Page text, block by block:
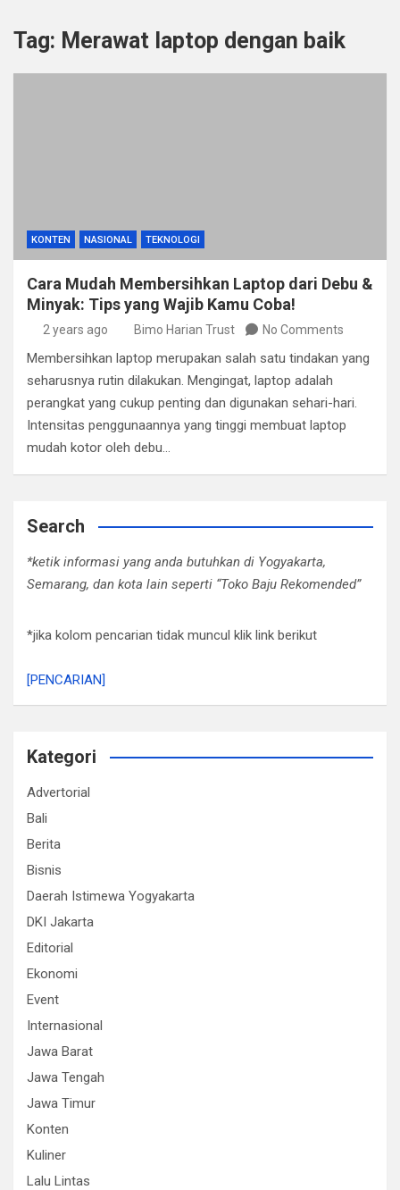
Tag: Merawat laptop dengan baik
KONTEN NASIONAL TEKNOLOGI
Cara Mudah Membersihkan Laptop dari Debu &
Minyak: Tips yang Wajib Kamu Coba!
2 years ago Bimo Harian Trust No Comments
Membersihkan laptop merupakan salah satu tindakan yang
seharusnya rutin dilakukan. Mengingat, laptop adalah
perangkat yang cukup penting dan digunakan sehari-hari.
Intensitas penggunaannya yang tinggi membuat laptop
mudah kotor oleh debu…
Search
*ketik informasi yang anda butuhkan di Yogyakarta,
Semarang, dan kota lain seperti “Toko Baju Rekomended”
*jika kolom pencarian tidak muncul klik link berikut
[PENCARIAN]
Kategori
Advertorial
Bali
Berita
Bisnis
Daerah Istimewa Yogyakarta
DKI Jakarta
Editorial
Ekonomi
Event
Internasional
Jawa Barat
Jawa Tengah
Jawa Timur
Konten
Kuliner
Lalu Lintas